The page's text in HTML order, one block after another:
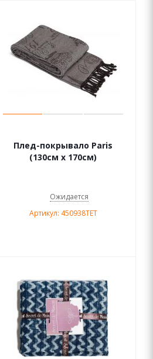
Плед-покрывало Paris
(130см х 170см)
Ожидается
Артикул: 450938TET